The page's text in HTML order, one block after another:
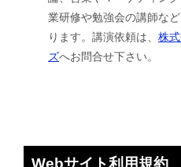
業研修や勉強会の講師な
ります。講演依頼は、株
ズへお問合せ下さい。
Webサイト利用規約